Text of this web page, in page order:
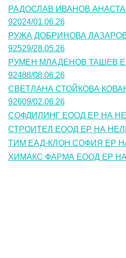
РАДОСЛАВ ИВАНОВ
92024/01.06.26
РУЖА ДОБРИНОВА
92529/28.05.26
РУМЕН МЛАДЕНОВ ТАШЕВ
92488/08.06.26
СВЕТЛАНА СТОЙКОВА
92609/02.06.26
СОФДИЛИНГ ЕООД ЕР НА
СТРОИТЕЛ ЕООД ЕР НА НЕЛК
ТИМ ЕАД-КЛОН СОФИЯ ЕР НА
ХИМАКС ФАРМА ЕООД ЕР НА